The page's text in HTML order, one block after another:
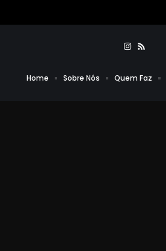
Home Sobre Nós Quem Faz